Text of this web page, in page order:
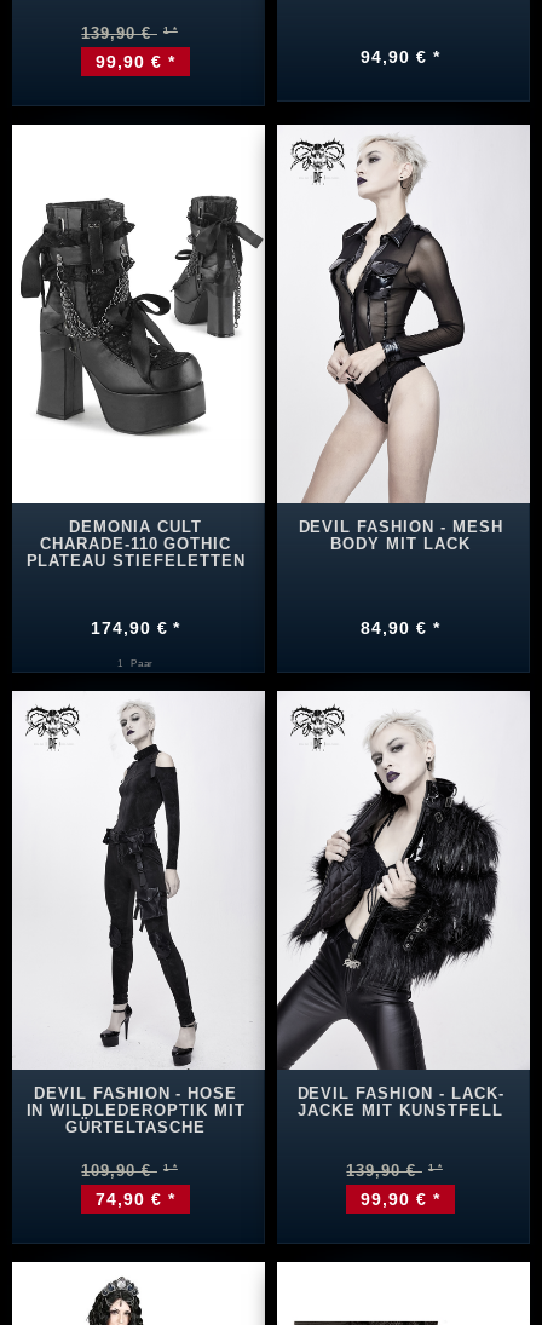
139,90 €
99,90 € * 94,90 € *
DEMONIA CULT
CHARADE-110 GOTHIC
PLATEAU STIEFELETTEN
174,90 € *
1 Paar
DEVIL FASHION - MESH
BODY MIT LACK
84,90 € *
DEVIL FASHION - HOSE
IN WILDLEDEROPTIK MIT
GÜRTELTASCHE
109,90 €
74,90 € *
DEVIL FASHION - LACK-
JACKE MIT KUNSTFELL
139,90 €
99,90 € *